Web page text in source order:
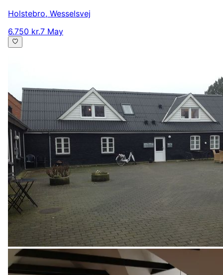
Holstebro, Wesselsvej
6.750 kr.7 May